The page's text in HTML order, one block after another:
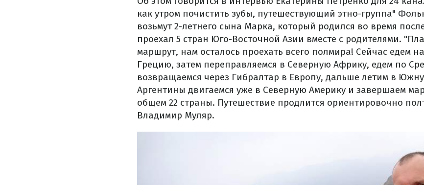
как утром почистить зубы, путешествующий этно-группа"
возьмут 2-летнего сына Марка, который родился во время
проехал 5 стран Юго-Восточной Азии вместе с родителями.
маршрут, нам осталось проехать всего полмира! Сейчас едем
Грецию, затем переправляемся в Северную Африку, едем по
возвращаемся через Гибралтар в Европу, дальше летим в
Аргентины двигаемся уже в Северную Америку и завершаем
общем 22 страны. Путешествие продлится ориентировочно
Владимир Муляр.